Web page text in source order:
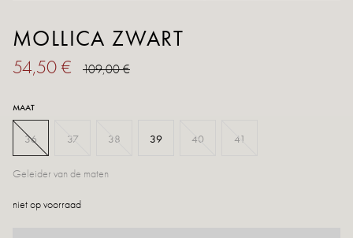
MOLLICA ZWART
54,50 € 109,00 €
MAAT
36 37 38 39 40 41
Geleider van de maten
niet op voorraad